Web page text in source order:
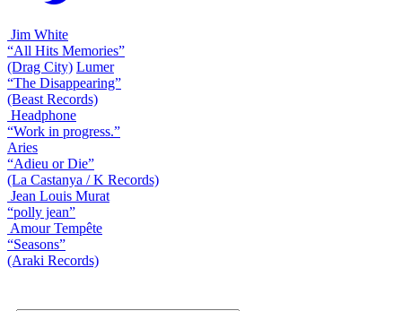
Jim White
“All Hits Memories”
(Drag City) Lumer
“The Disappearing”
(Beast Records)
Headphone
“Work in progress.”
Aries
“Adieu or Die”
(La Castanya / K Records)
Jean Louis Murat
“polly jean”
Amour Tempête
“Seasons”
(Araki Records)